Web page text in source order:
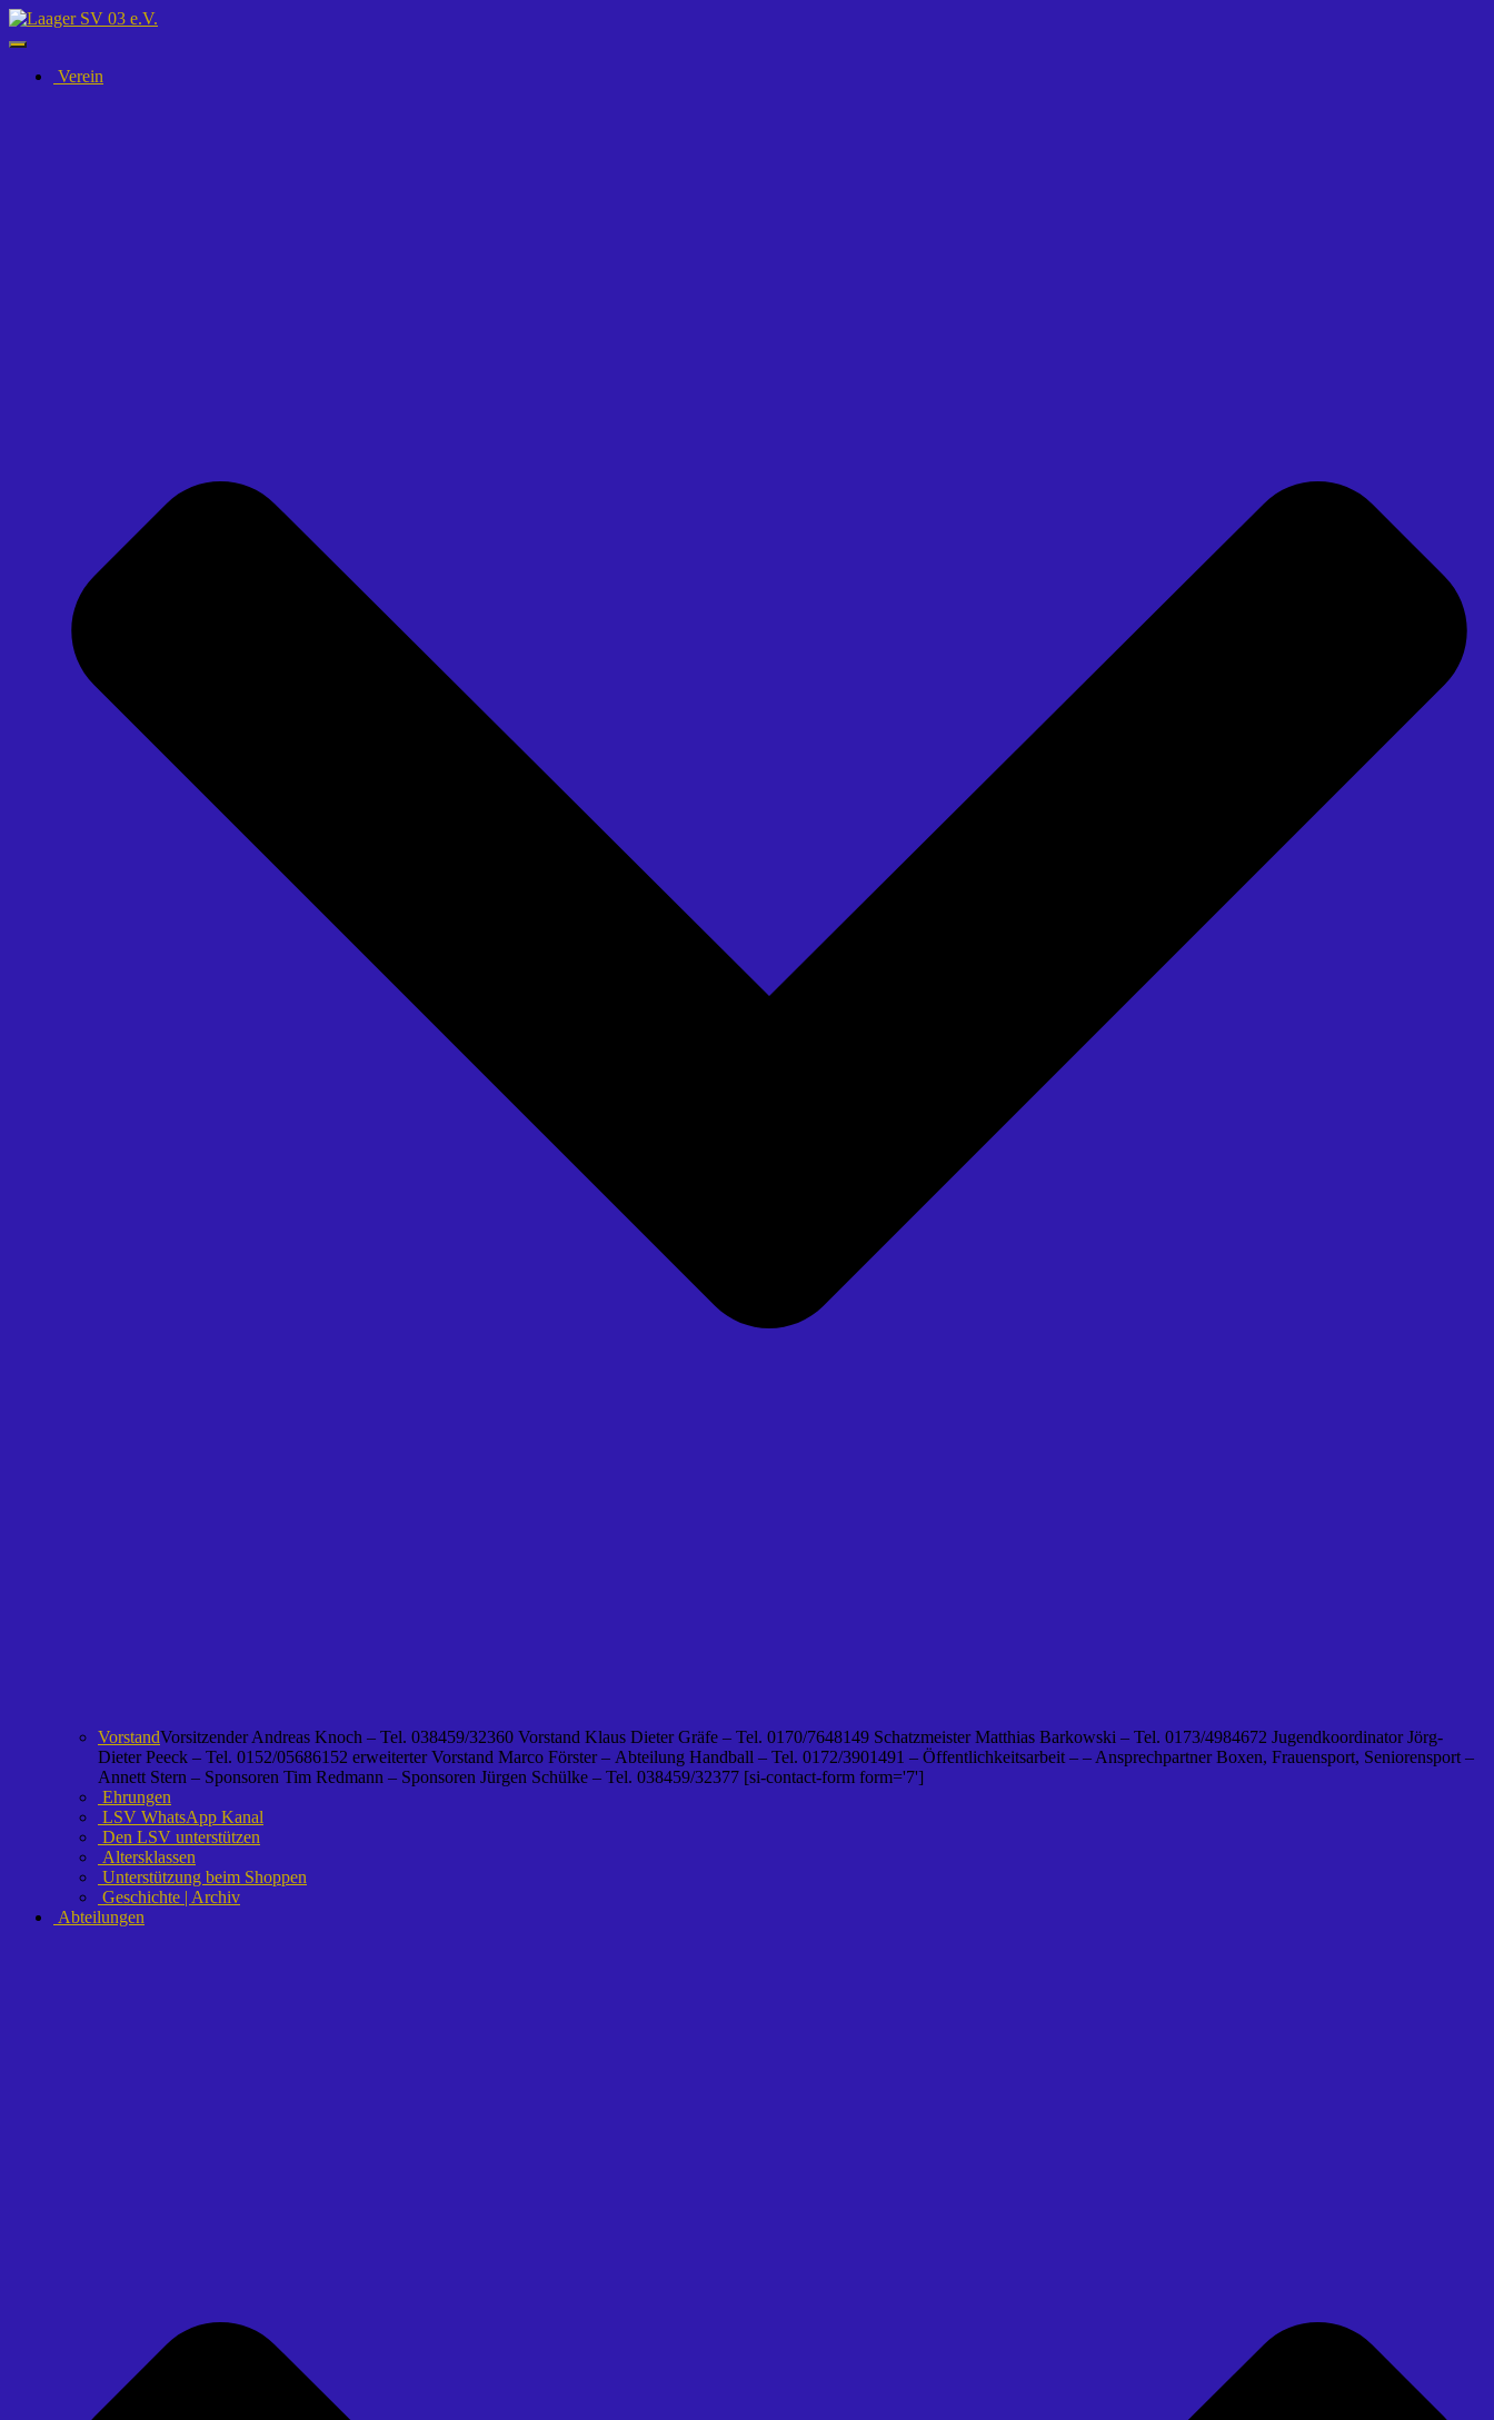
Navigation
umschalten
Verein
VorstandVorsitzender Andreas Knoch – Tel. 038459/32360 Vorstand Klaus Dieter Gräfe – Tel. 0170/7648149 Schatzmeister Matthias Barkowski – Tel. 0173/4984672 Jugendkoordinator Jörg-
Dieter Peeck – Tel. 0152/05686152 erweiterter Vorstand Marco Förster – Abteilung Handball – Tel. 0172/3901491 – Öffentlichkeitsarbeit – – Ansprechpartner Boxen, Frauensport, Seniorensport –
Annett Stern – Sponsoren Tim Redmann – Sponsoren Jürgen Schülke – Tel. 038459/32377 [si-contact-form form='7']
Ehrungen
LSV WhatsApp Kanal
Den LSV unterstützen
Altersklassen
Unterstützung beim Shoppen
Geschichte | Archiv
Abteilungen